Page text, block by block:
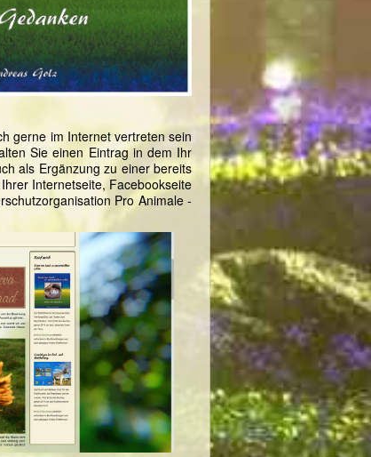
gerne im Internet vertreten sein
Sie einen Eintrag in dem Ihr
als Ergänzung zu einer bereits
Internetseite, Facebookseite
Pro Animale -